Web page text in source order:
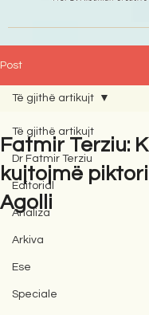
Post
Të gjithë artikujt
Dr Fatmir Terziu
Editorial
Analiza
Arkiva
Ese
Speciale
Të gjithë artikujt
Fatmir Terziu:
kujtojmë
Agolli